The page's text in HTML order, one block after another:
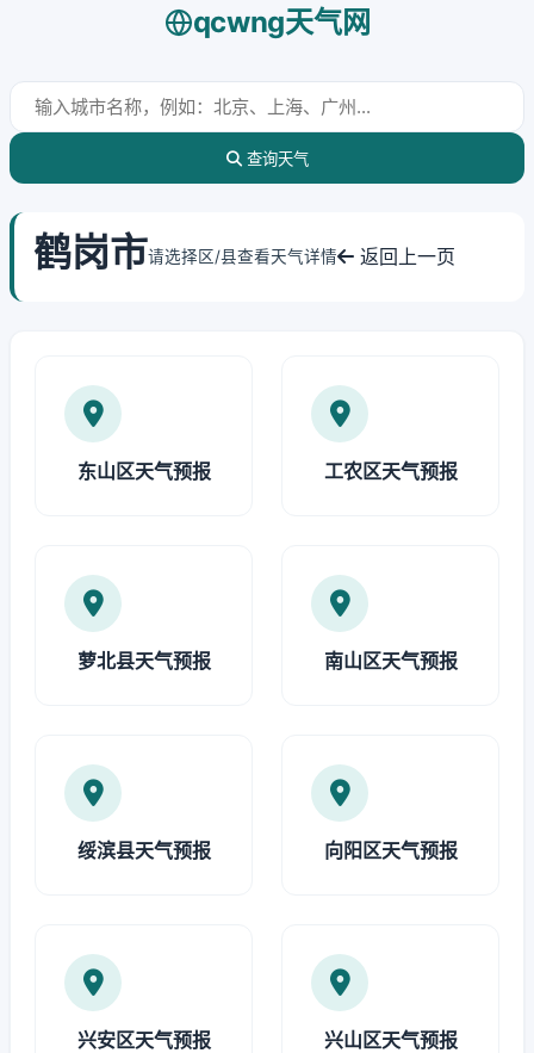
qcwng天气网
查询天气
鹤岗市请选择区/县查看天气详情 返回上一页
东山区天气预报 工农区天气预报
萝北县天气预报 南山区天气预报
绥滨县天气预报 向阳区天气预报
兴安区天气预报 兴山区天气预报